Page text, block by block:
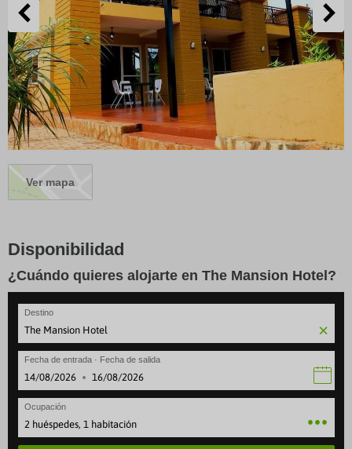
Ver mapa
Disponibilidad
¿Cuándo quieres alojarte en The Mansion Hotel?
Destino
Fecha de entrada · Fecha de salida
·
Ocupación
2 huéspedes, 1 habitación